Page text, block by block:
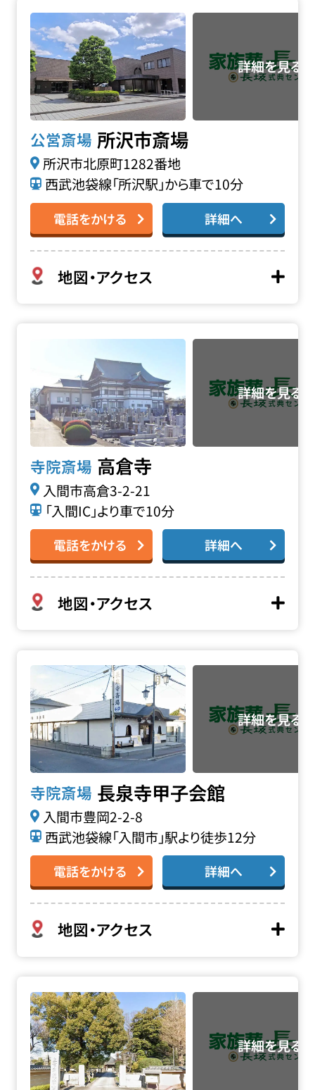
公営斎場 所沢市斎場
所沢市北原町1282番地
西武池袋線「所沢駅」から車で10分
電話をかける 詳細へ
地図・アクセス
寺院斎場 高倉寺
入間市高倉3-2-21
「入間IC」より車で10分
電話をかける 詳細へ
地図・アクセス
寺院斎場 長泉寺甲子会館
入間市豊岡2-2-8
西武池袋線「入間市」駅より徒歩12分
電話をかける 詳細へ
地図・アクセス
長泉寺 甲子会館の詳細へ